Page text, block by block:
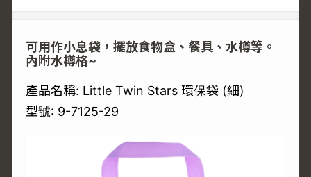
可用作小息袋，擺放食物盒、餐具、水樽等。
內附水樽格~
產品名稱: Little Twin Stars 環保袋 (細)
型號: 9-7125-29